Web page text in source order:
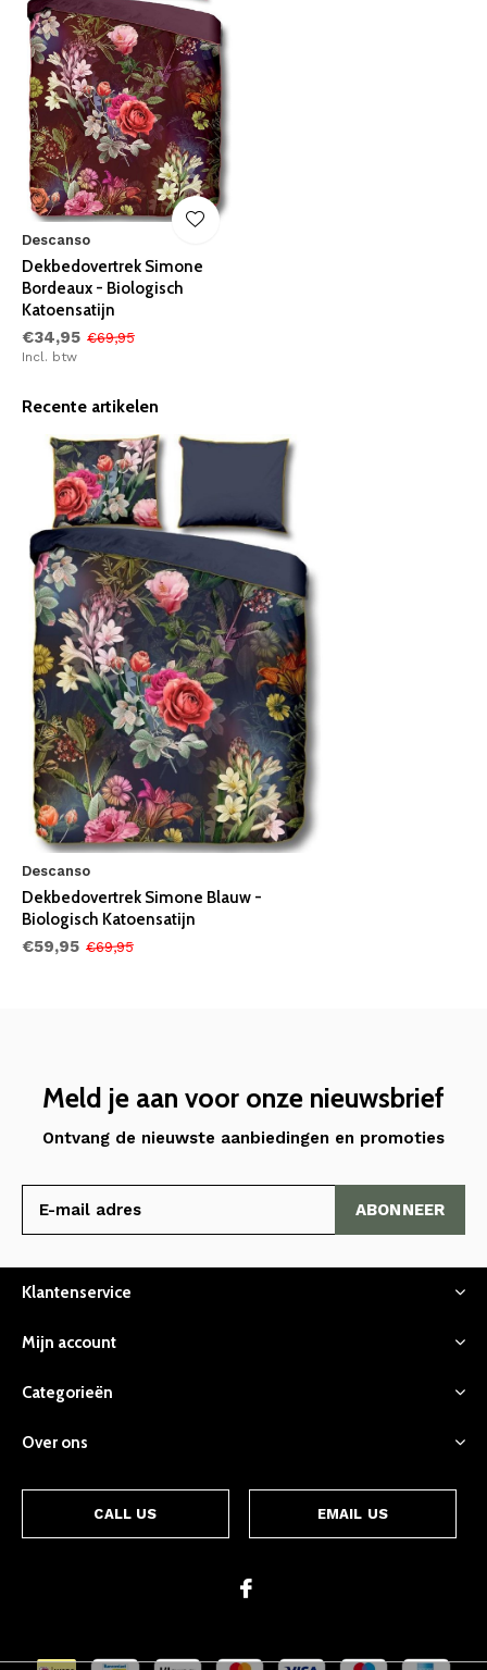
Descanso
Dekbedovertrek Simone
Bordeaux - Biologisch
Katoensatijn
€34,95 €69,95
Incl. btw
Recente artikelen
Descanso
Dekbedovertrek Simone Blauw -
Biologisch Katoensatijn
€59,95 €69,95
Meld je aan voor onze nieuwsbrief
Ontvang de nieuwste aanbiedingen en promoties
ABONNEER
Klantenservice
Mijn account
Categorieën
Over ons
CALL US EMAIL US